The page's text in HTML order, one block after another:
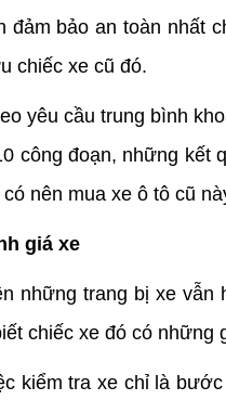
đảm bảo an toàn
chiếc xe cũ đó.
yêu cầu trung bình
công đoạn, những kết
nên mua xe ô tô cũ
giá xe
những trang bị xe
chiếc xe đó có
kiểm tra xe chỉ là